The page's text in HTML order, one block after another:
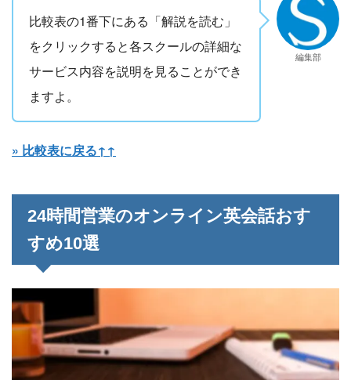
比較表の1番下にある「解説を読む」
をクリックすると各スクールの詳細な
サービス内容を説明を見ることができ
ますよ。
編集部
» 比較表に戻る↑↑
24時間営業のオンライン英会話おす
すめ10選